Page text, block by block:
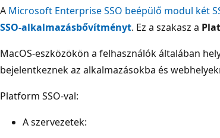
A Microsoft Enterprise SSO beépülő modul két
SSO-alkalmazásbővítményt. Ez a szakasz a
MacOS-eszközökön a felhasználók általában
bejelentkeznek az alkalmazásokba és
Platform SSO-val:
A szervezetek: